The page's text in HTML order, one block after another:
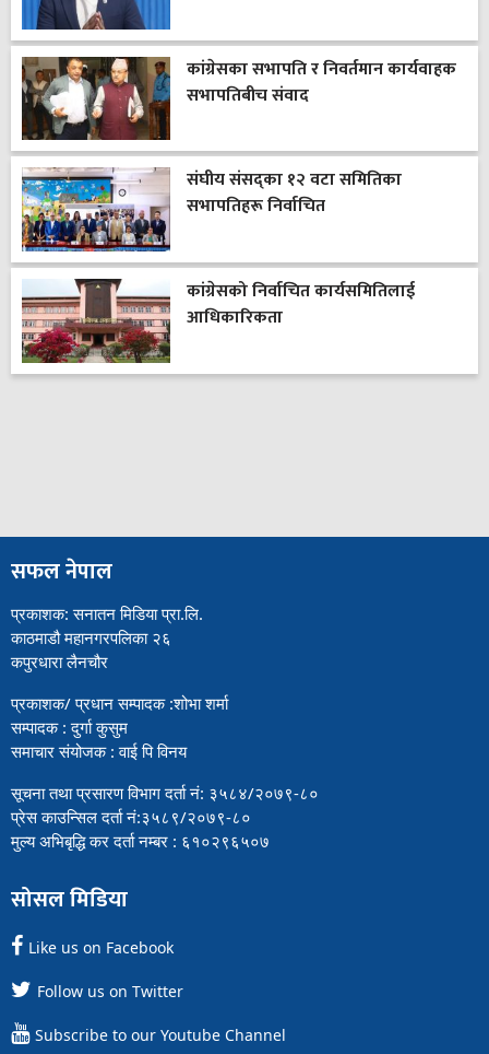
कांग्रेसका सभापति र निवर्तमान कार्यवाहक
सभापतिबीच संवाद
संघीय संसद्का १२ वटा समितिका
सभापतिहरू निर्वाचित
कांग्रेसको निर्वाचित कार्यसमितिलाई
आधिकारिकता
सफल नेपाल
प्रकाशक: सनातन मिडिया प्रा.लि.
काठमाडौ महानगरपलिका २६
कपुरधारा लैनचौर
प्रकाशक/ प्रधान सम्पादक :शोभा शर्मा
सम्पादक : दुर्गा कुसुम
समाचार संयोजक : वाई पि विनय
सूचना तथा प्रसारण विभाग दर्ता नं: ३५८४/२०७९-८०
प्रेस काउन्सिल दर्ता नं:३५८९/२०७९-८०
मुल्य अभिबृद्धि कर दर्ता नम्बर : ६१०२९६५०७
सोसल मिडिया
Like us on Facebook
Follow us on Twitter
Subscribe to our Youtube Channel